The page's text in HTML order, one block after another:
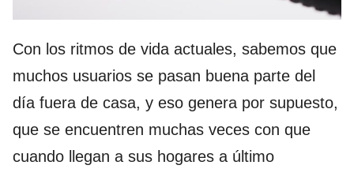
Con los ritmos de vida actuales, sabemos que
muchos usuarios se pasan buena parte del
día fuera de casa, y eso genera por supuesto,
que se encuentren muchas veces con que
cuando llegan a sus hogares a último